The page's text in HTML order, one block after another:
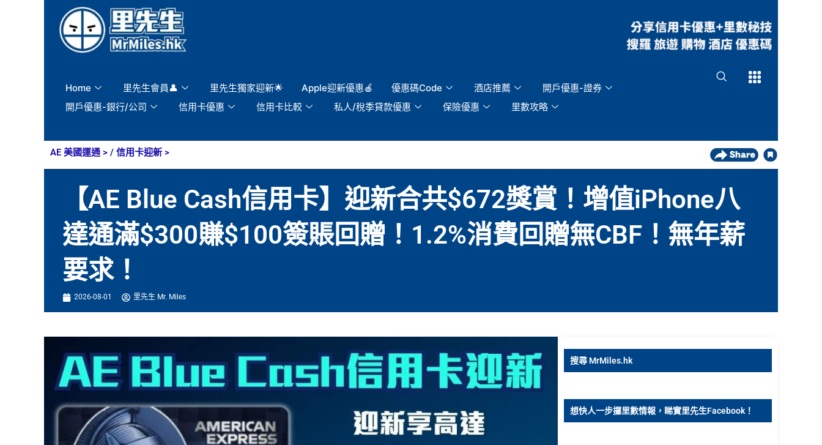
Home 里先生會員👤 里先生獨家迎新🌟 Apple迎新優惠🍎 優惠碼Code 酒店推薦
開戶優惠-證券
開戶優惠-銀行/公司
信用卡優惠 信用卡比較 私人/稅季貸款優惠 保險優惠 里數攻略
Open
AE 美國運通 > / 信用卡迎新 >
【AE Blue Cash信用卡】迎新合共$672獎賞！增值iPhone八
達通滿$300賺$100簽賬回贈！1.2%消費回贈無CBF！無年薪
要求！
2026-08-01 里先生 Mr. Miles
搜尋 MrMiles.hk
想快人一步攞里數情報，睇實里先生Facebook！